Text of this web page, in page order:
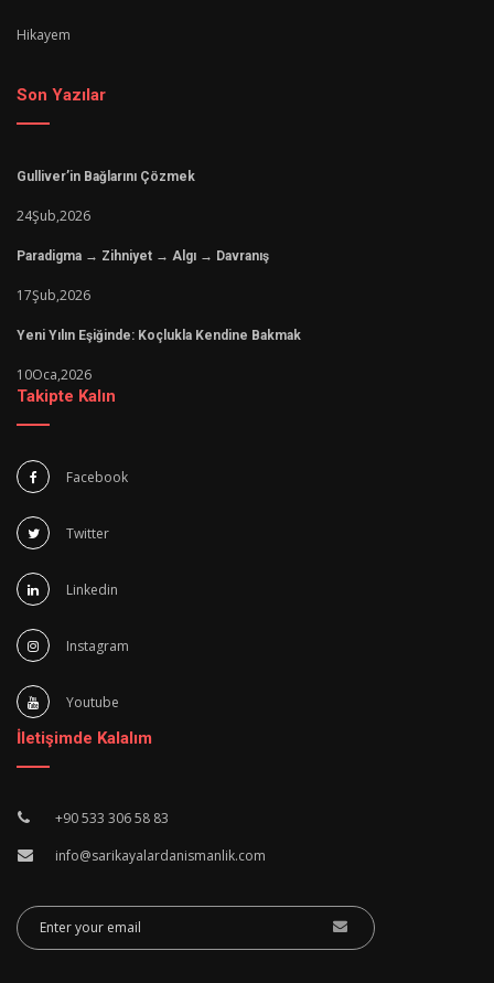
Hikayem
Son Yazılar
Gulliver’in Bağlarını Çözmek
24Şub,2026
Paradigma → Zihniyet → Algı → Davranış
17Şub,2026
Yeni Yılın Eşiğinde: Koçlukla Kendine Bakmak
10Oca,2026
Takipte Kalın
Facebook
Twitter
Linkedin
Instagram
Youtube
İletişimde Kalalım
+90 533 306 58 83
info@sarikayalardanismanlik.com